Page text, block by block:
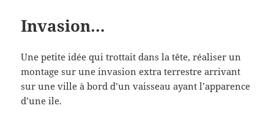
Invasion…
Une petite idée qui trottait dans la tête, réaliser un
montage sur une invasion extra terrestre arrivant
sur une ville à bord d’un vaisseau ayant l’apparence
d’une ile.